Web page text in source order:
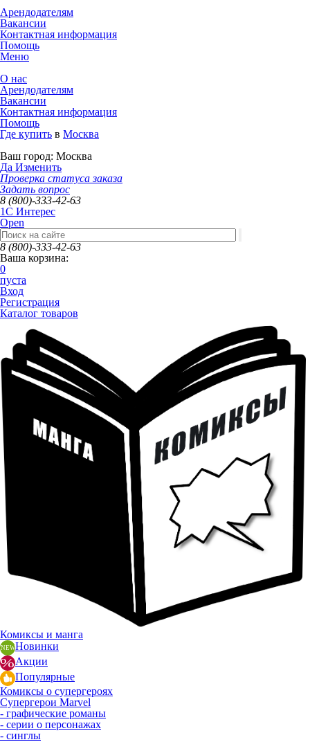
Арендодателям
Вакансии
Контактная информация
Помощь
Меню
О нас
Арендодателям
Вакансии
Контактная информация
Помощь
Где купить в Москва
Ваш город: Москва
Да Изменить
Проверка статуса заказа
Задать вопрос
8 (800)-333-42-63
1C Интерес
Open
8 (800)-333-42-63
Ваша корзина:
0
пуста
Вход
Регистрация
Каталог товаров
Комиксы и манга
Новинки
Акции
Популярные
Комиксы о супергероях
Супергерои Marvel
- графические романы
- серии о персонажах
- синглы